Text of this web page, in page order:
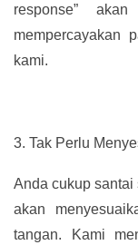
response”
mempercayakan
kami.
3. Tak Perlu
Anda cukup
akan
tangan. Kami